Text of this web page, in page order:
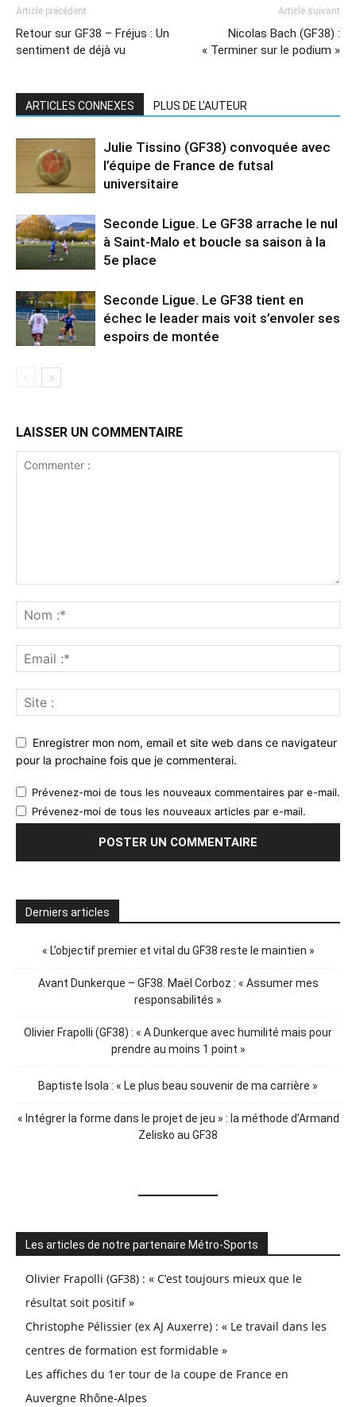
Article précédent
Retour sur GF38 – Fréjus : Un
sentiment de déjà vu
Article suivant
Nicolas Bach (GF38) :
« Terminer sur le podium »
ARTICLES CONNEXES PLUS DE L'AUTEUR
Julie Tissino (GF38) convoquée avec
l’équipe de France de futsal
universitaire
Seconde Ligue. Le GF38 arrache le nul
à Saint-Malo et boucle sa saison à la
5e place
Seconde Ligue. Le GF38 tient en
échec le leader mais voit s’envoler ses
espoirs de montée
LAISSER UN COMMENTAIRE
Enregistrer mon nom, email et site web dans ce navigateur
pour la prochaine fois que je commenterai.
Prévenez-moi de tous les nouveaux commentaires par e-mail.
Prévenez-moi de tous les nouveaux articles par e-mail.
Derniers articles
« L’objectif premier et vital du GF38 reste le maintien »
Avant Dunkerque – GF38. Maël Corboz : « Assumer mes
responsabilités »
Olivier Frapolli (GF38) : « A Dunkerque avec humilité mais pour
prendre au moins 1 point »
Baptiste Isola : « Le plus beau souvenir de ma carrière »
« Intégrer la forme dans le projet de jeu » : la méthode d’Armand
Zelisko au GF38
Les articles de notre partenaire Métro-Sports
Olivier Frapolli (GF38) : « C’est toujours mieux que le
résultat soit positif »
Christophe Pélissier (ex AJ Auxerre) : « Le travail dans les
centres de formation est formidable »
Les affiches du 1er tour de la coupe de France en
Auvergne Rhône-Alpes